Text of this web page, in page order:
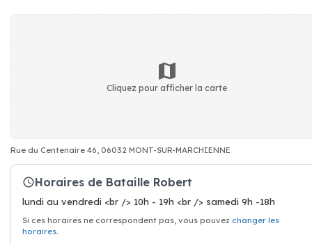
Cliquez pour afficher la carte
Rue du Centenaire 46, 06032 MONT-SUR-MARCHIENNE
Horaires de Bataille Robert
lundi au vendredi <br /> 10h - 19h <br /> samedi 9h -18h
Si ces horaires ne correspondent pas, vous pouvez changer les
horaires.